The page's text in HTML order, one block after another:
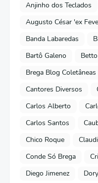
Anjinho dos Teclados
Augusto César 'ex
Banda Labaredas
Bartô Galeno
Brega Blog Coletâneas
Cantores Diversos
Carlos Alberto
Carlos Santos
Chico Roque
Conde Só Brega
Diego Jimenez